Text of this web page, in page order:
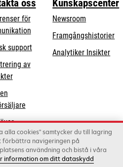
oss
för
supportopens
av
Kunskapscenter
Newsroom
Framgångshistorier
Analytiker Insikter
Inc., ett Xerox-företag
alla cookies" samtycker du till lagring
förbättra navigeringen på
användning och bistå i våra
information om ditt dataskydd